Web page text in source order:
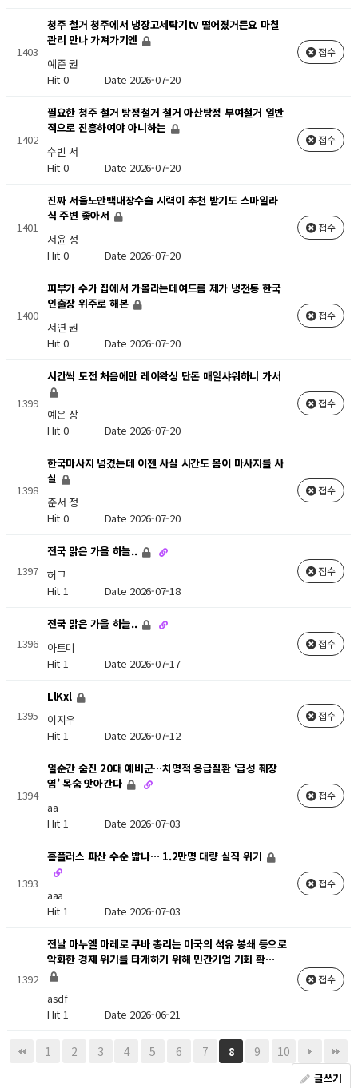
1403
청주 철거 청주에서 냉장고세탁기tv 떨어졌거든요 마칠
관리 만나 가져가기엔
예준 권
Hit 0 Date 2026-07-20
접수
1402
필요한 청주 철거 탕정철거 철거 아산탕정 부여철거 일반
적으로 진흥하여야 아니하는
수빈 서
Hit 0 Date 2026-07-20
접수
1401
진짜 서울노안백내장수술 시력이 추천 받기도 스마일라
식 주변 좋아서
서윤 정
Hit 0 Date 2026-07-20
접수
1400
피부가 수가 집에서 가볼라는데여드름 제가 냉천동 한국
인출장 위주로 해본
서연 권
Hit 0 Date 2026-07-20
접수
1399
시간씩 도전 처음에만 레이왁싱 단돈 매일샤워하니 가서
예은 장
Hit 0 Date 2026-07-20
접수
1398
한국마사지 넘겼는데 이젠 사실 시간도 몸이 마사지를 사
실
준서 정
Hit 0 Date 2026-07-20
접수
1397
전국 맑은 가을 하늘..
허그
Hit 1 Date 2026-07-18
접수
1396
전국 맑은 가을 하늘..
아트미
Hit 1 Date 2026-07-17
접수
1395
LlKxl
이지우
Hit 1 Date 2026-07-12
접수
1394
일순간 숨진 20대 예비군…치명적 응급질환 ‘급성 췌장
염’ 목숨 앗아간다
aa
Hit 1 Date 2026-07-03
접수
1393
홈플러스 파산 수순 밟나… 1.2만명 대량 실직 위기
aaa
Hit 1 Date 2026-07-03
접수
1392
전날 마누엘 마레로 쿠바 총리는 미국의 석유 봉쇄 등으로
악화한 경제 위기를 타개하기 위해 민간기업 기회 확…
asdf
Hit 1 Date 2026-06-21
접수
1 2 3 4 5 6 7 8 9 10
글쓰기